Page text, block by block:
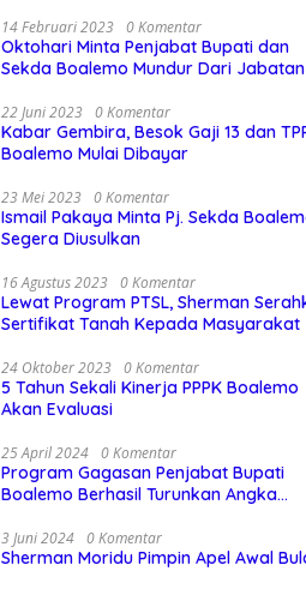
14 Februari 2023 0 Komentar
Oktohari Minta Penjabat Bupati dan
Sekda Boalemo Mundur Dari Jabatan
22 Juni 2023 0 Komentar
Kabar Gembira, Besok Gaji 13 dan
Boalemo Mulai Dibayar
23 Mei 2023 0 Komentar
Ismail Pakaya Minta Pj. Sekda
Segera Diusulkan
16 Agustus 2023 0 Komentar
Lewat Program PTSL, Sherman
Sertifikat Tanah Kepada Masyarakat
24 Oktober 2023 0 Komentar
5 Tahun Sekali Kinerja PPPK Boalemo
Akan Evaluasi
25 April 2024 0 Komentar
Program Gagasan Penjabat Bupati
Boalemo Berhasil Turunkan Angka
3 Juni 2024 0 Komentar
Sherman Moridu Pimpin Apel Awal